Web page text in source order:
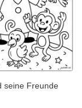
seine Freunde